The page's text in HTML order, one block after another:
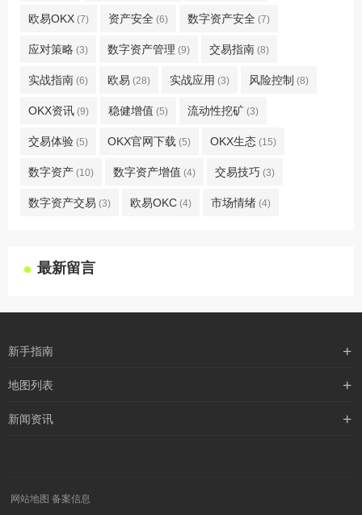
欧易OKX (7) 资产安全 (6) 数字资产安全 (7)
应对策略 (3) 数字资产管理 (9) 交易指南 (8)
实战指南 (6) 欧易 (28) 实战应用 (3) 风险控制 (8)
OKX资讯 (9) 稳健增值 (5) 流动性挖矿 (3)
交易体验 (5) OKX官网下载 (5) OKX生态 (15)
数字资产 (10) 数字资产增值 (4) 交易技巧 (3)
数字资产交易 (3) 欧易OKC (4) 市场情绪 (4)
最新留言
新手指南
购买流程
地图列表
最新文章
新闻资讯
媒体新闻
网站地图 备案信息